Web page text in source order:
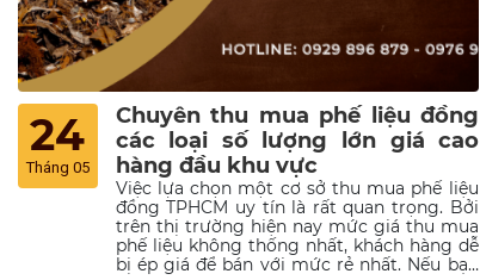
24
Tháng 05
Chuyên thu mua phế liệu đồng
các loại số lượng lớn giá cao
hàng đầu khu vực
Việc lựa chọn một cơ sở thu mua phế liệu
đồng TPHCM uy tín là rất quan trọng. Bởi
trên thị trường hiện nay mức giá thu mua
phế liệu không thống nhất, khách hàng dễ
bị ép giá để bán với mức rẻ nhất. Nếu bạn